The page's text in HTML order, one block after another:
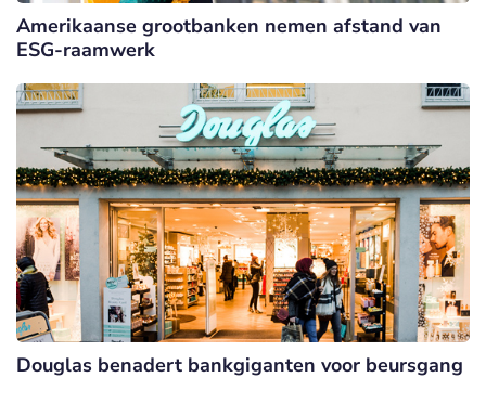
Amerikaanse grootbanken nemen afstand van
ESG-raamwerk
Douglas benadert bankgiganten voor beursgang